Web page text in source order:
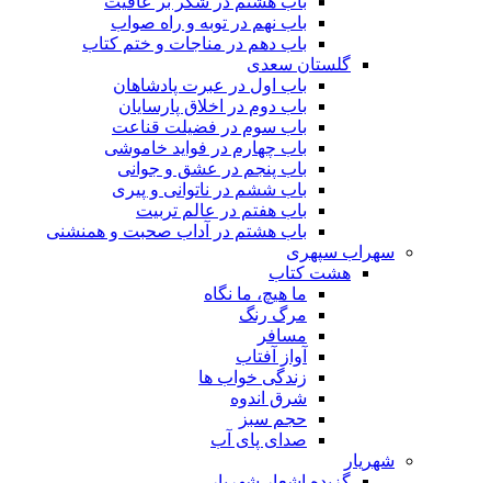
باب نهم در توبه و راه صواب
باب دهم در مناجات و ختم کتاب
گلستان سعدی
باب اول در عبرت پادشاهان
باب دوم در اخلاق پارسایان
باب سوم در فضیلت قناعت
باب چهارم در فواید خاموشى
باب پنجم در عشق و جوانى
باب ششم در ناتوانى و پیرى
باب هفتم در عالم تربیت
باب هشتم در آداب صحبت و همنشنى
سهراب سپهری
هشت کتاب
ما هیچ، ما نگاه
مرگ رنگ
مسافر
آواز آفتاب
زندگی خواب ها
شرق اندوه
حجم سبز
صدای پای آب
شهریار